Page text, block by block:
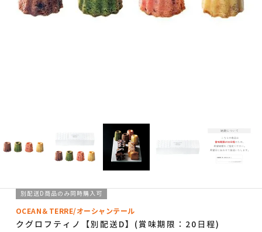
別配送D商品のみ同時購入可
OCEAN＆TERRE/オーシャンテール
クグロフティノ【別配送D】(賞味期限：20日程)